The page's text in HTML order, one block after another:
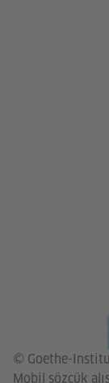
© Goethe-
Mobil sözcük